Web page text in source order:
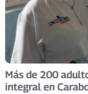
Más de 200
integral en